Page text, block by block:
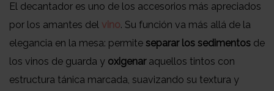
El decantador es uno de los accesorios más apreciados
por los amantes del vino. Su función va más allá de la
elegancia en la mesa: permite separar los sedimentos de
los vinos de guarda y oxigenaraquellos tintos con
estructura tánica marcada, suavizando su textura y